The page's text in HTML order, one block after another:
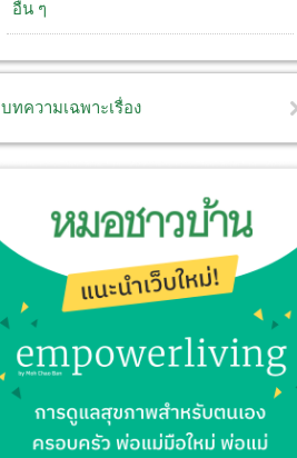
อื่น ๆ
บทความเฉพาะเรื่อง